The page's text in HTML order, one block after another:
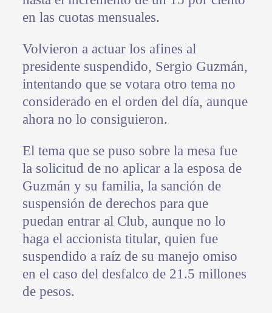
en las cuotas mensuales.
Volvieron a actuar los afines al
presidente suspendido, Sergio Guzmán,
intentando que se votara otro tema no
considerado en el orden del día, aunque
ahora no lo consiguieron.
El tema que se puso sobre la mesa fue
la solicitud de no aplicar a la esposa de
Guzmán y su familia, la sanción de
suspensión de derechos para que
puedan entrar al Club, aunque no lo
haga el accionista titular, quien fue
suspendido a raíz de su manejo omiso
en el caso del desfalco de 21.5 millones
de pesos.